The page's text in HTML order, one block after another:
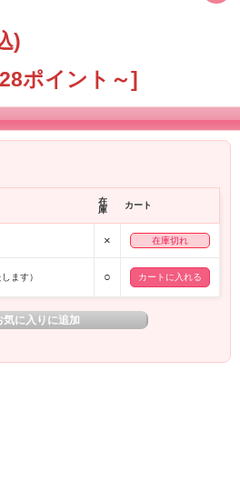
)
ポイント～]
在
庫
カート
× 在庫切れ
ます） ○